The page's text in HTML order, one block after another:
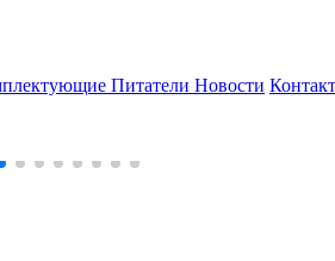
Питатели Новости